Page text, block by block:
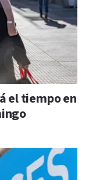
el tiempo en